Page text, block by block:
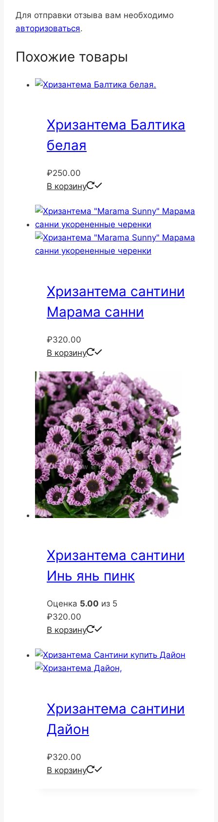
Для отправки отзыва вам необходимо
авторизоваться.
Похожие товары
Хризантема Балтика
белая
₽250.00
В корзину
Хризантема сантини
Марама санни
₽320.00
В корзину
Хризантема сантини
Инь янь пинк
Оценка 5.00 из 5
₽320.00
В корзину
Хризантема сантини
Дайон
₽320.00
В корзину